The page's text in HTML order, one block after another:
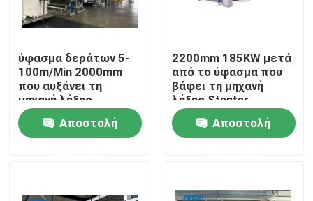
Σπίτι
Περίπου εμείς
ύφασμα δεράτων 5-
100m/Min 2000mm
που αυξάνει τη
μηχανή λήξης
υφάσματος Stenter
μηχανώνΑποστολή
2200mm 185KW μετά
από το ύφασμα που
βάφει τη μηχανή
λήξης Stenter
ρύθμισης
θερμότητας
υφάσματος
Αποστολή